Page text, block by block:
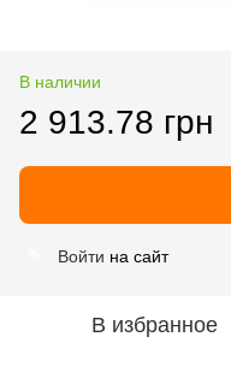
В наличии
2 913.78 грн
Войти на сайт
В избранное